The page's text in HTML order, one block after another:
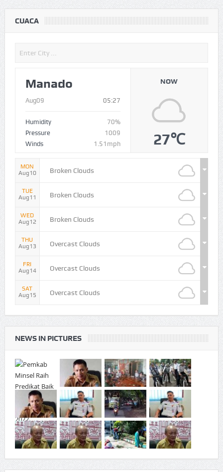
CUACA
Manado
Aug09 05:27
Humidity
70%
Pressure
1009
Winds
1.51mph
NOW
27℃
MON
Aug10
Broken Clouds
TUE
Aug11
Broken Clouds
WED
Aug12
Broken Clouds
THU
Aug13
Overcast Clouds
FRI
Aug14
Overcast Clouds
SAT
Aug15
Overcast Clouds
NEWS IN PICTURES